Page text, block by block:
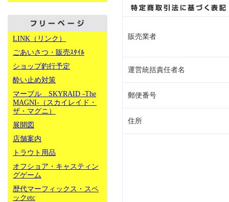
LINK（リンク）
ごあいさつ・販売ｽﾀｲﾙ
ショップ釣行予定
酔い止め対策
マーブル SKYRAID -The
MAGNI-（スカイレイド・
ザ・マグニ）
展開図
店舗案内
トラウト用品
オフショア・キャスティン
グゲーム
歴代マーフィックス・スペ
ックetc
販売業者
運営統括責任者名
郵便番号
住所